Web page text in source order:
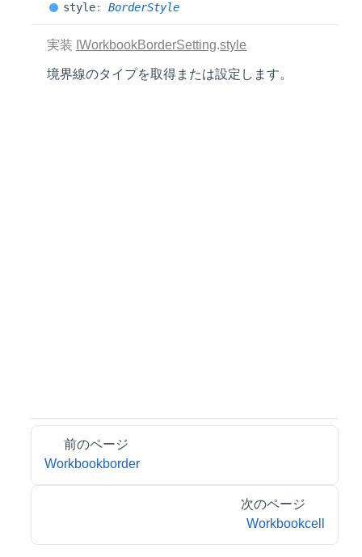
style: BorderStyle
実装 IWorkbookBorderSetting.style
境界線のタイプを取得または設定します。
前のページ
Workbookborder
次のページ
Workbookcell